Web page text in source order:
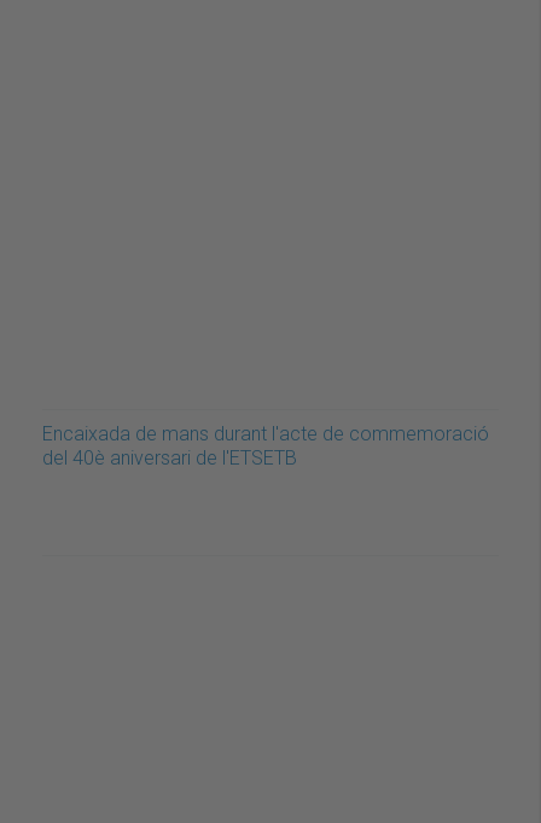
Encaixada de mans durant l'acte de commemoració
del 40è aniversari de l'ETSETB